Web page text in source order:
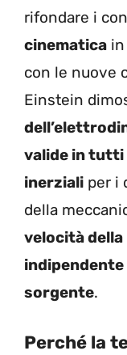
rifondare i
cinematica
con le nuove
Einstein
valide in tutti
inerziali per i
della
velocità della
sorgente.
Perché la